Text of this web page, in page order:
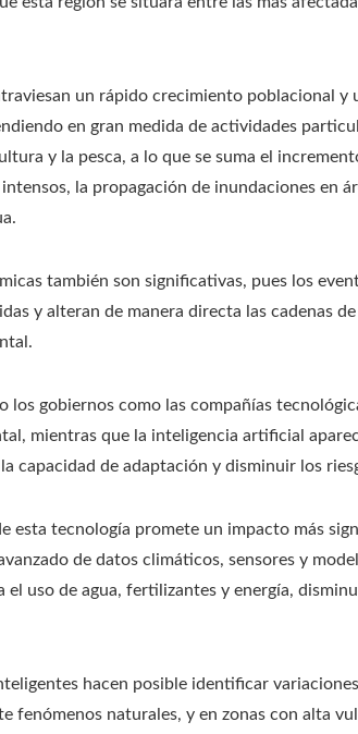
un rápido crecimiento poblacional
en gran medida de actividades
y la pesca, a lo que se suma el
la propagación de inundaciones en
también son significativas, pues los
y alteran de manera directa las cadenas
los gobiernos como las compañías
mientras que la inteligencia artificial
capacidad de adaptación y disminuir los
esta tecnología promete un impacto más
de datos climáticos, sensores y
el uso de agua, fertilizantes y energía,
hacen posible identificar
fenómenos naturales, y en zonas con alta